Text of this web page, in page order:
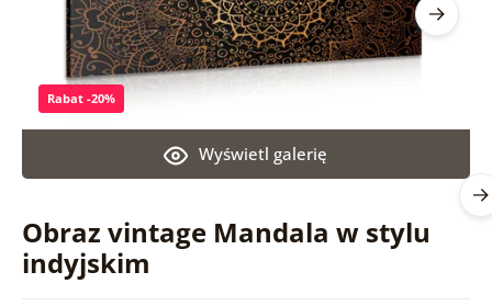
Obraz vintage Mandala w stylu
indyjskim
Wyświetl galerię
Rabat -20%